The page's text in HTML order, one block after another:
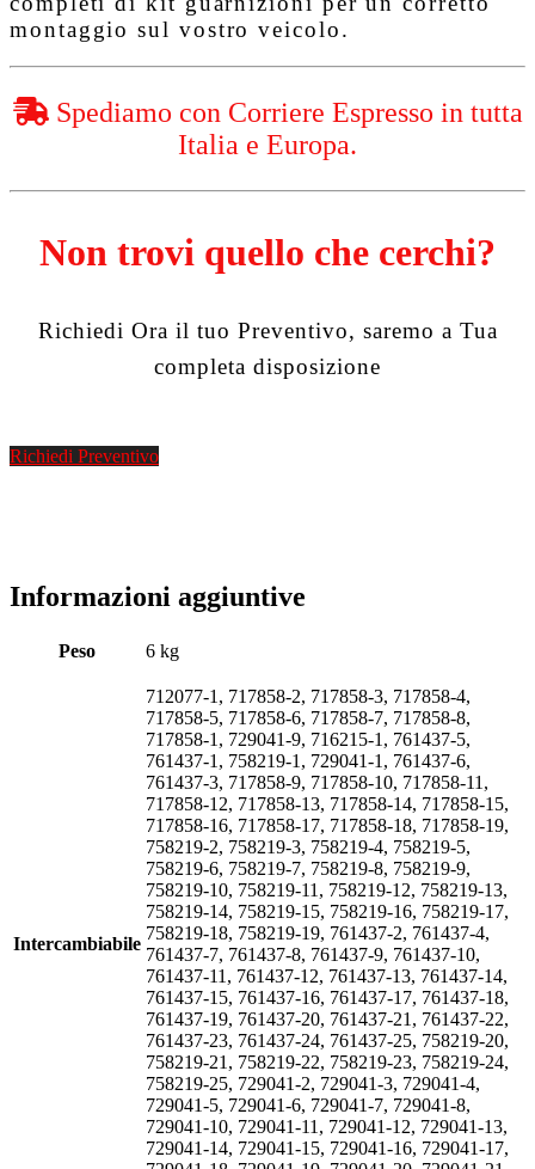
montaggio sul vostro veicolo.
Spediamo con Corriere Espresso in tutta
Italia e Europa.
Non trovi quello che cerchi?
Richiedi Ora il tuo Preventivo, saremo a Tua
completa disposizione
Richiedi Preventivo
Informazioni aggiuntive
Peso 6 kg
Intercambiabile
712077-1, 717858-2, 717858-3, 717858-4,
717858-5, 717858-6, 717858-7, 717858-8,
717858-1, 729041-9, 716215-1, 761437-5,
761437-1, 758219-1, 729041-1, 761437-6,
761437-3, 717858-9, 717858-10, 717858-11,
717858-12, 717858-13, 717858-14, 717858-15,
717858-16, 717858-17, 717858-18, 717858-19,
758219-2, 758219-3, 758219-4, 758219-5,
758219-6, 758219-7, 758219-8, 758219-9,
758219-10, 758219-11, 758219-12, 758219-13,
758219-14, 758219-15, 758219-16, 758219-17,
758219-18, 758219-19, 761437-2, 761437-4,
761437-7, 761437-8, 761437-9, 761437-10,
761437-11, 761437-12, 761437-13, 761437-14,
761437-15, 761437-16, 761437-17, 761437-18,
761437-19, 761437-20, 761437-21, 761437-22,
761437-23, 761437-24, 761437-25, 758219-20,
758219-21, 758219-22, 758219-23, 758219-24,
758219-25, 729041-2, 729041-3, 729041-4,
729041-5, 729041-6, 729041-7, 729041-8,
729041-10, 729041-11, 729041-12, 729041-13,
729041-14, 729041-15, 729041-16, 729041-17,